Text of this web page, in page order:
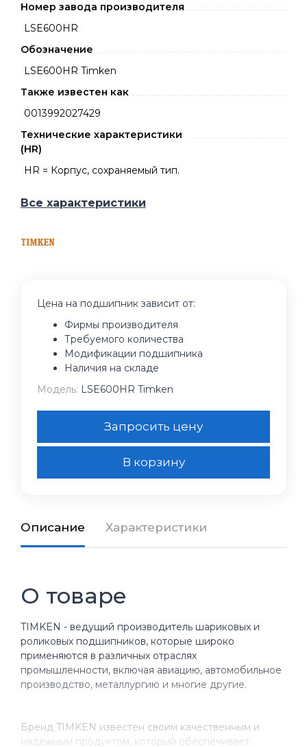
Номер завода производителя
LSE600HR
Обозначение
LSE600HR Timken
Также известен как
0013992027429
Технические характеристики
(HR)
HR = Корпус, сохраняемый тип.
Все характеристики
Цена на подшипник зависит от:
Фирмы производителя
Требуемого количества
Модификации подшипника
Наличия на складе
Модель: LSE600HR Timken
Запросить цену
В корзину
Описание Характеристики
О товаре
TIMKEN - ведущий производитель шариковых и
роликовых подшипников, которые широко
применяются в различных отраслях
промышленности, включая авиацию, автомобильное
производство, металлургию и многие другие.
Бренд TIMKEN известен своим качественным и
надежным продуктом, который обеспечивает